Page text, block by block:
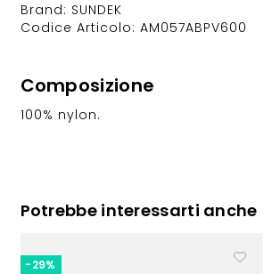
Brand: SUNDEK
Codice Articolo: AM057ABPV600
Composizione
100% nylon.
Potrebbe interessarti anche
-29%